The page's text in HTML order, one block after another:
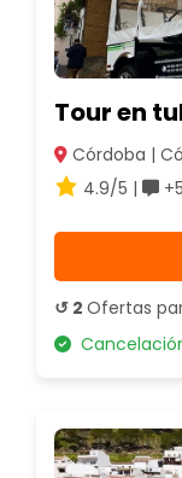
Tour en
Córdoba |
4.9/5 |
↺ 2 Ofertas